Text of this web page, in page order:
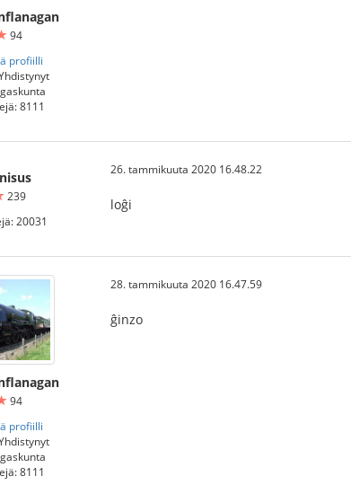
94
profiilli
8111
239
20031
26. tammikuuta 2020 16.48.22
loĝi
94
profiilli
8111
28. tammikuuta 2020 16.47.59
ĝinzo